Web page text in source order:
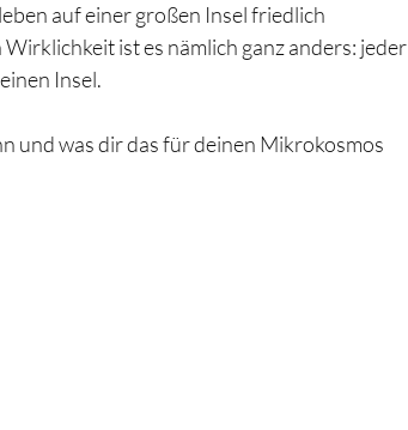
auf einer großen Insel friedlich
ist es nämlich ganz anders: jeder
Insel.
und was dir das für deinen Mikrokosmos